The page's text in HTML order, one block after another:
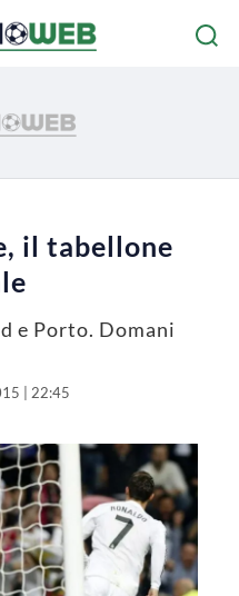
il tabellone
e Porto. Domani
| 22:45